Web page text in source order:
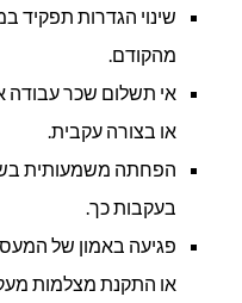
שינוי הגדרות תפקיד
מהקודם.
אי תשלום שכר עבודה
או בצורה עקבית.
הפחתה משמעותית
בעקבות כך.
פגיעה באמון של
או התקנת מצלמות